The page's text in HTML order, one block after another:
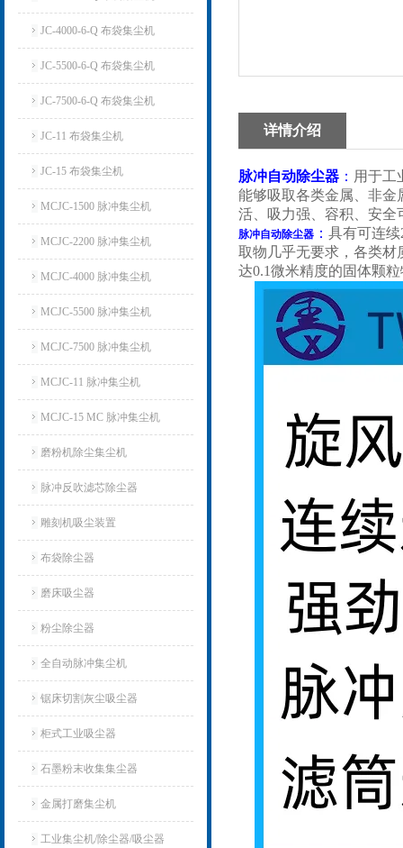
JC-4000-6-Q 布袋集尘机
JC-5500-6-Q 布袋集尘机
JC-7500-6-Q 布袋集尘机
JC-11 布袋集尘机
JC-15 布袋集尘机
MCJC-1500 脉冲集尘机
MCJC-2200 脉冲集尘机
MCJC-4000 脉冲集尘机
MCJC-5500 脉冲集尘机
MCJC-7500 脉冲集尘机
MCJC-11 脉冲集尘机
MCJC-15 MC 脉冲集尘机
磨粉机除尘集尘机
脉冲反吹滤芯除尘器
雕刻机吸尘装置
布袋除尘器
磨床吸尘器
粉尘除尘器
全自动脉冲集尘机
锯床切割灰尘吸尘器
柜式工业吸尘器
石墨粉末收集集尘器
金属打磨集尘机
工业集尘机/除尘器/吸尘器
详情介绍
脉冲自动除尘器 ： 用于工
能够吸取各类金属、非金
活、吸力强、容积、安全
脉冲自动除尘器 ： 具有可连
取物几乎无要求，各类材
达0.1微米精度的固体颗